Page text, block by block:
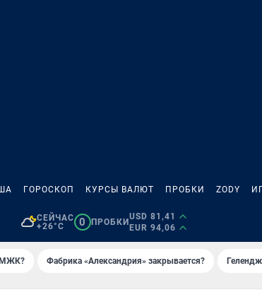
ГОРОСКОП КУРСЫ ВАЛЮТ ПРОБКИ ZODY
СЕЙЧАС
+26°C
0 ПРОБКИ
USD 81,41
EUR 94,06
МЖК? Фабрика «Александрия» закрывается?